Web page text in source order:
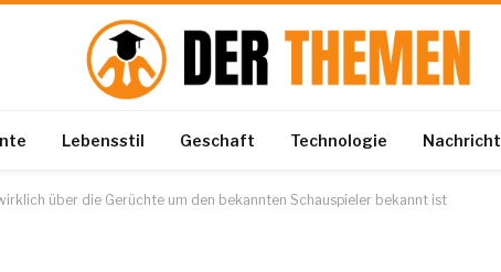
Lebensstil Geschaft Technologie Nachricht
über die Gerüchte um den bekannten Schauspieler bekannt ist